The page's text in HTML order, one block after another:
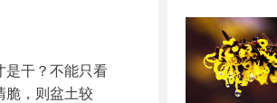
是干？不能只看
脆，则盆土较